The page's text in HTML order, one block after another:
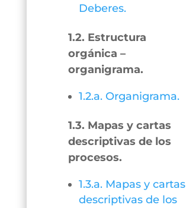
Deberes.
1.2. Estructura
orgánica –
organigrama.
1.2.a. Organigrama.
1.3. Mapas y cartas
descriptivas de los
procesos.
1.3.a. Mapas y cartas
descriptivas de los